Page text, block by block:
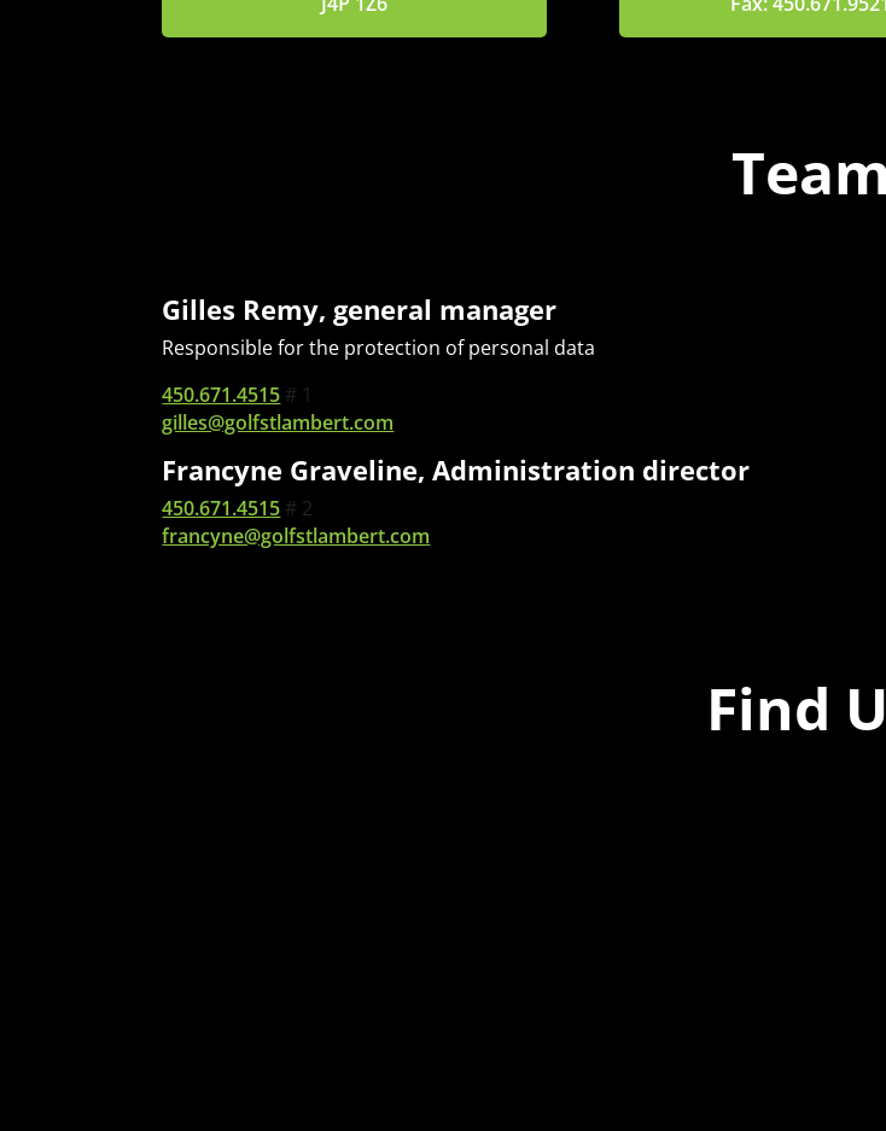
Team
Gilles Remy, general manager
Responsible for the protection of personal data
450.671.4515 # 1
gilles@golfstlambert.com
Francyne Graveline, Administration director
450.671.4515 # 2
francyne@golfstlambert.com
Find